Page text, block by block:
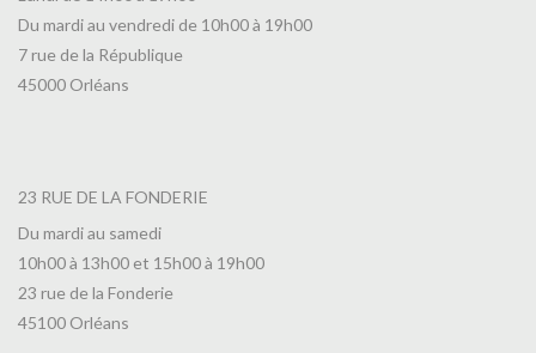
Du mardi au vendredi de 10h00 à 19h00
7 rue de la République
45000 Orléans
23 RUE DE LA FONDERIE
Du mardi au samedi
10h00 à 13h00 et 15h00 à 19h00
23 rue de la Fonderie
45100 Orléans